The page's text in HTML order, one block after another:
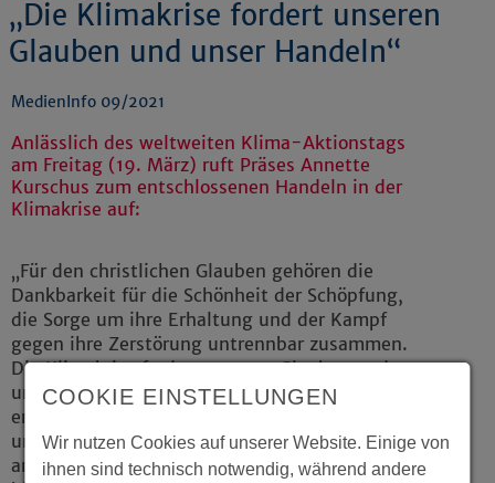
„Die Klimakrise fordert unseren
Glauben und unser Handeln“
MedienInfo 09/2021
Anlässlich des weltweiten Klima-Aktionstags
am Freitag (19. März) ruft Präses Annette
Kurschus zum entschlossenen Handeln in der
Klimakrise auf:
„Für den christlichen Glauben gehören die
Dankbarkeit für die Schönheit der Schöpfung,
die Sorge um ihre Erhaltung und der Kampf
gegen ihre Zerstörung untrennbar zusammen.
Die Klimakrise fordert unseren Glauben und
unser Handeln. Es braucht klare Worte,
entschlossene Hoffnung und tätige Umkehr
und es braucht sie jetzt! Der Klimaaktionstag
am 19. März ist eine wichtige Gelegenheit
COOKIE EINSTELLUNGEN
Wir nutzen Cookies auf unserer Website. Einige von
ihnen sind technisch notwendig, während andere